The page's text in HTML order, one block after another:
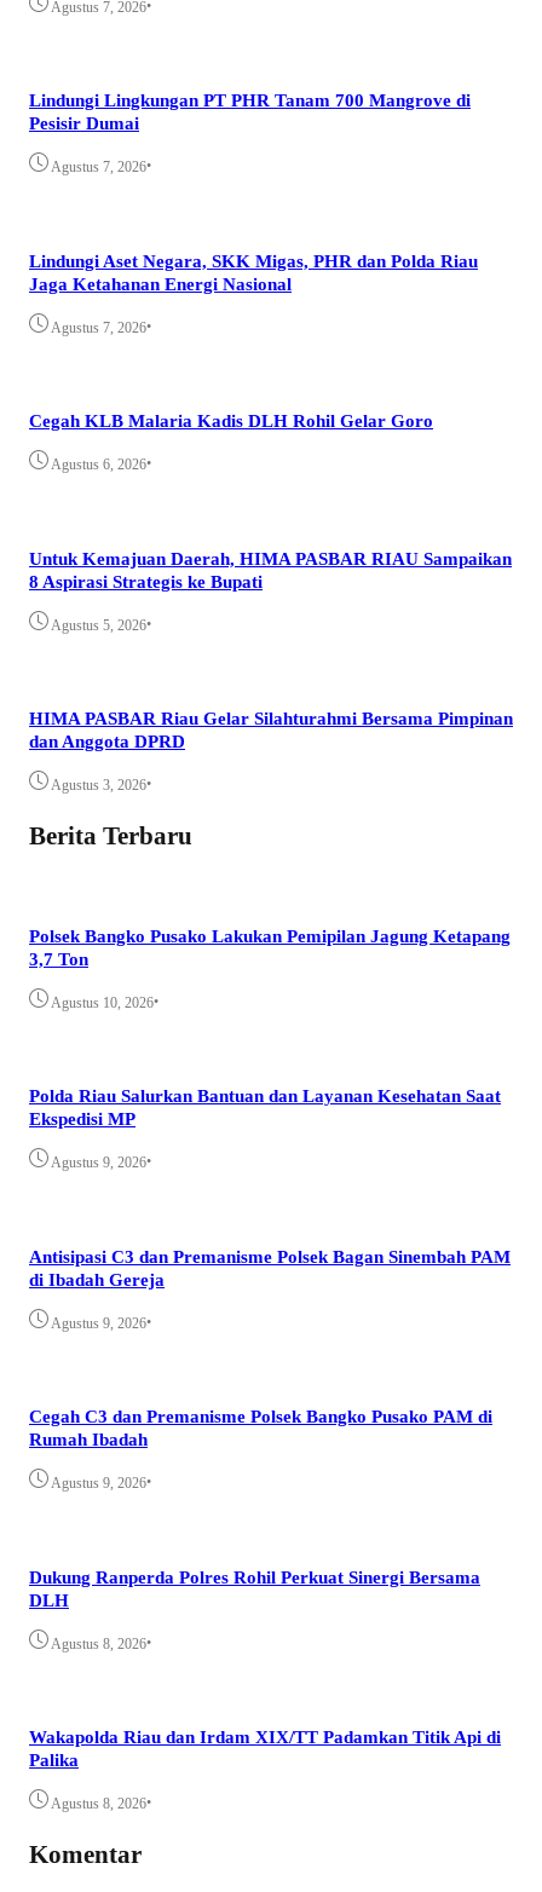
Agustus 7, 2026•
Lindungi Lingkungan PT PHR Tanam 700 Mangrove di
Pesisir Dumai
Agustus 7, 2026•
Lindungi Aset Negara, SKK Migas, PHR dan Polda Riau
Jaga Ketahanan Energi Nasional
Agustus 7, 2026•
Cegah KLB Malaria Kadis DLH Rohil Gelar Goro
Agustus 6, 2026•
Untuk Kemajuan Daerah, HIMA PASBAR RIAU Sampaikan
8 Aspirasi Strategis ke Bupati
Agustus 5, 2026•
HIMA PASBAR Riau Gelar Silahturahmi Bersama Pimpinan
dan Anggota DPRD
Agustus 3, 2026•
Berita Terbaru
Polsek Bangko Pusako Lakukan Pemipilan Jagung Ketapang
3,7 Ton
Agustus 10, 2026•
Polda Riau Salurkan Bantuan dan Layanan Kesehatan Saat
Ekspedisi MP
Agustus 9, 2026•
Antisipasi C3 dan Premanisme Polsek Bagan Sinembah PAM
di Ibadah Gereja
Agustus 9, 2026•
Cegah C3 dan Premanisme Polsek Bangko Pusako PAM di
Rumah Ibadah
Agustus 9, 2026•
Dukung Ranperda Polres Rohil Perkuat Sinergi Bersama
DLH
Agustus 8, 2026•
Wakapolda Riau dan Irdam XIX/TT Padamkan Titik Api di
Palika
Agustus 8, 2026•
Komentar